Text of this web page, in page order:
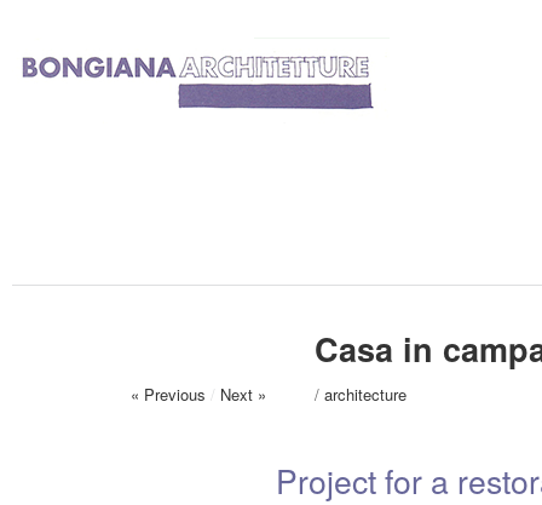
Casa in
« Previous / Next » / architecture
Project for a